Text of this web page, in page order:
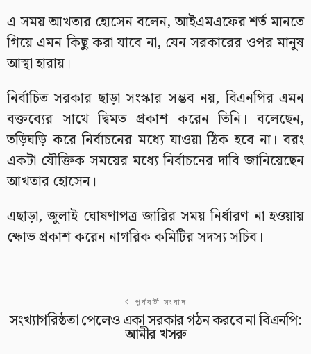
এ সময় আখতার হোসেন বলেন, আইএমএফের শর্ত মানতে
গিয়ে এমন কিছু করা যাবে না, যেন সরকারের ওপর মানুষ
আস্থা হারায়।
নির্বাচিত সরকার ছাড়া সংস্কার সম্ভব নয়, বিএনপির এমন
বক্তব্যের সাথে দ্বিমত প্রকাশ করেন তিনি। বলেছেন,
তড়িঘড়ি করে নির্বাচনের মধ্যে যাওয়া ঠিক হবে না। বরং
একটা যৌক্তিক সময়ের মধ্যে নির্বাচনের দাবি জানিয়েছেন
আখতার হোসেন।
এছাড়া, জুলাই ঘোষণাপত্র জারির সময় নির্ধারণ না হওয়ায়
ক্ষোভ প্রকাশ করেন নাগরিক কমিটির সদস্য সচিব।
পূর্ববর্তী সংবাদ
সংখ্যাগরিষ্ঠতা পেলেও একা সরকার গঠন করবে না বিএনপি:
আমীর খসরু